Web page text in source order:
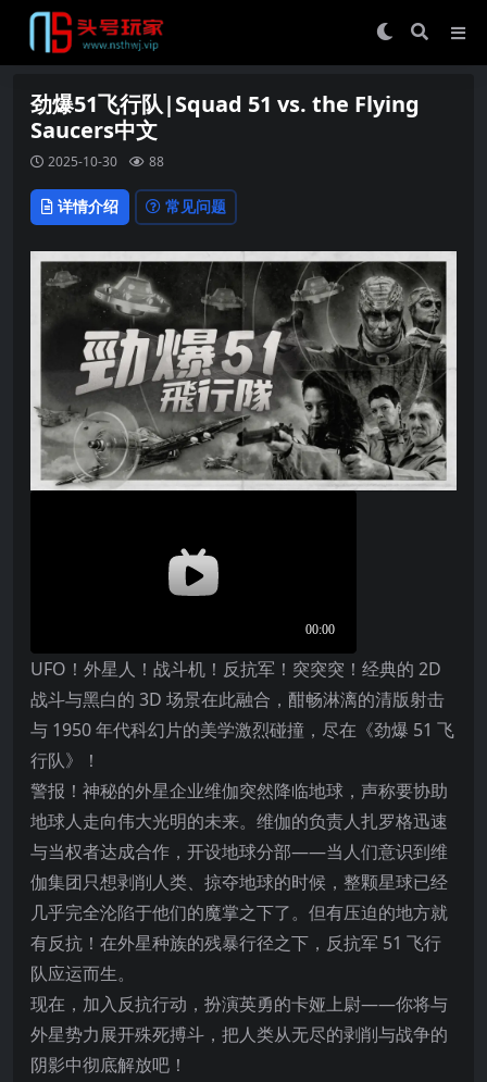
劲爆51飞行队|Squad 51 vs. the Flying
Saucers中文
2025-10-30 88
详情介绍 常见问题
UFO！外星人！战斗机！反抗军！突突突！经典的 2D
战斗与黑白的 3D 场景在此融合，酣畅淋漓的清版射击
与 1950 年代科幻片的美学激烈碰撞，尽在《劲爆 51 飞
行队》！
警报！神秘的外星企业维伽突然降临地球，声称要协助
地球人走向伟大光明的未来。维伽的负责人扎罗格迅速
与当权者达成合作，开设地球分部——当人们意识到维
伽集团只想剥削人类、掠夺地球的时候，整颗星球已经
几乎完全沦陷于他们的魔掌之下了。但有压迫的地方就
有反抗！在外星种族的残暴行径之下，反抗军 51 飞行
队应运而生。
现在，加入反抗行动，扮演英勇的卡娅上尉——你将与
外星势力展开殊死搏斗，把人类从无尽的剥削与战争的
阴影中彻底解放吧！